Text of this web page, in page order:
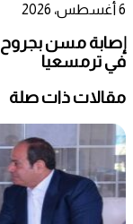
6 أغسطس، 2026
إصابة مسن بجروح
في ترمسعيا
مقالات ذات صلة